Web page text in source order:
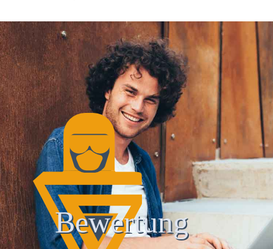
Bewertung